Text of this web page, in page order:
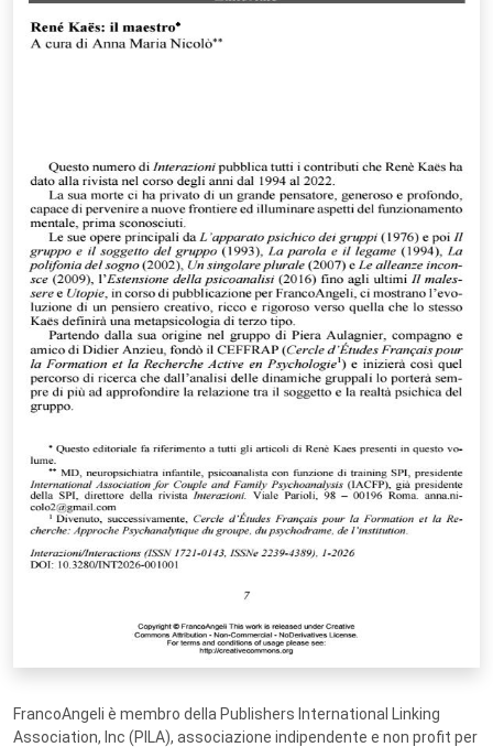
FrancoAngeli è membro della Publishers International Linking
Association, Inc (PILA), associazione indipendente e non profit per